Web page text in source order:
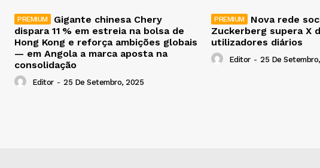
Gigante chinesa Chery
dispara 11 % em estreia na bolsa de
Hong Kong e reforça ambições globais
— em Angola a marca aposta na
consolidação
Editor - 25 De Setembro, 2025
Nova rede
Zuckerberg supera X
utilizadores diários
Editor - 25 De